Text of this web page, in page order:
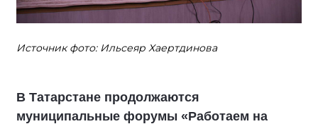
Источник фото: Ильсеяр Хаертдинова
В Татарстане продолжаются
муниципальные форумы «Работаем на